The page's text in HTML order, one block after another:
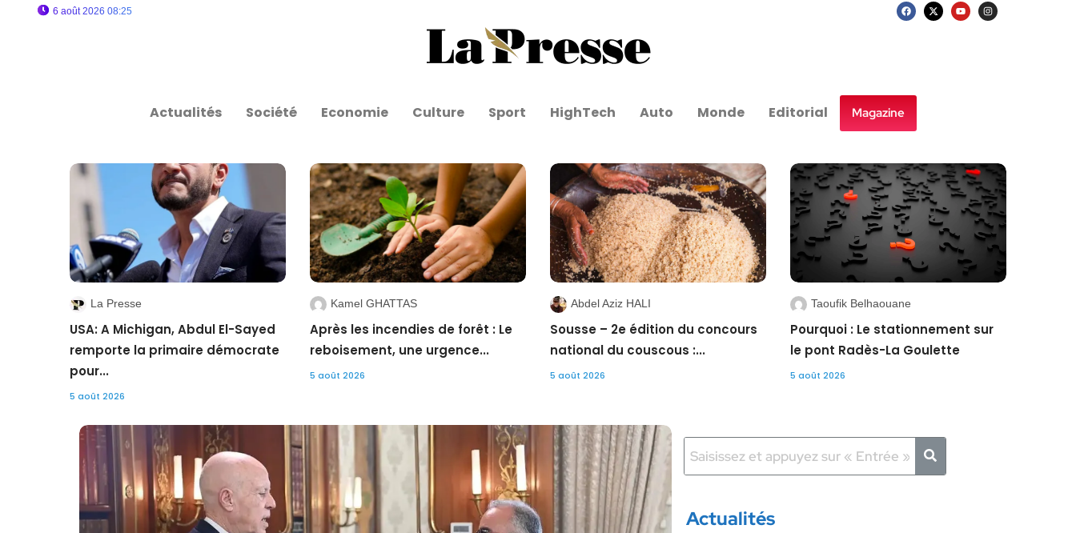
6 août 2026 08:25
Actualités Société Economie Culture Sport HighTech Auto Monde Editorial Magazine
La Presse
USA: A Michigan, Abdul El-Sayed
remporte la primaire démocrate
pour...
5 août 2026
Kamel GHATTAS
Après les incendies de forêt : Le
reboisement, une urgence...
5 août 2026
Abdel Aziz HALI
Sousse – 2e édition du concours
national du couscous :...
5 août 2026
Taoufik Belhaouane
Pourquoi : Le stationnement sur
le pont Radès-La Goulette
5 août 2026
Actualités